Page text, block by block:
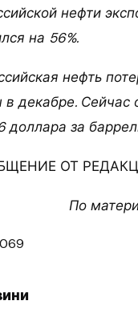
нефти
на 56%.
нефть
декабре. Сейчас
доллара за
ОТ
По